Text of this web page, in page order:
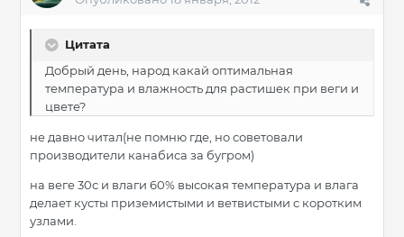
Цитата
Добрый день, народ какай оптимальная
температура и влажность для растишек при веги и
цвете?
не давно читал(не помню где, но советовали
производители канабиса за бугром)
на веге 30с и влаги 60% высокая температура и влага
делает кусты приземистыми и ветвистыми с коротким
узлами.